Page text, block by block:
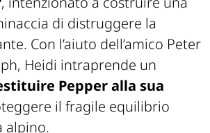
di distruggere la
Con l’aiuto dell’amico Peter
Heidi intraprende un
Pepper alla sua
il fragile equilibrio
alpino.